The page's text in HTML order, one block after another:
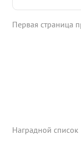
атак в этом
Первая страница
Наградной список